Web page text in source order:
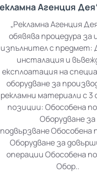
„Рекламна Агенция
обявява процедура за
изпълнител с предмет:
инсталация и
експлоатация на
оборудване за
рекламни материали с 3
позиции: Обособена
Оборудване за
подвързване Обособена
Оборудване за
операции Обособена
Обор..